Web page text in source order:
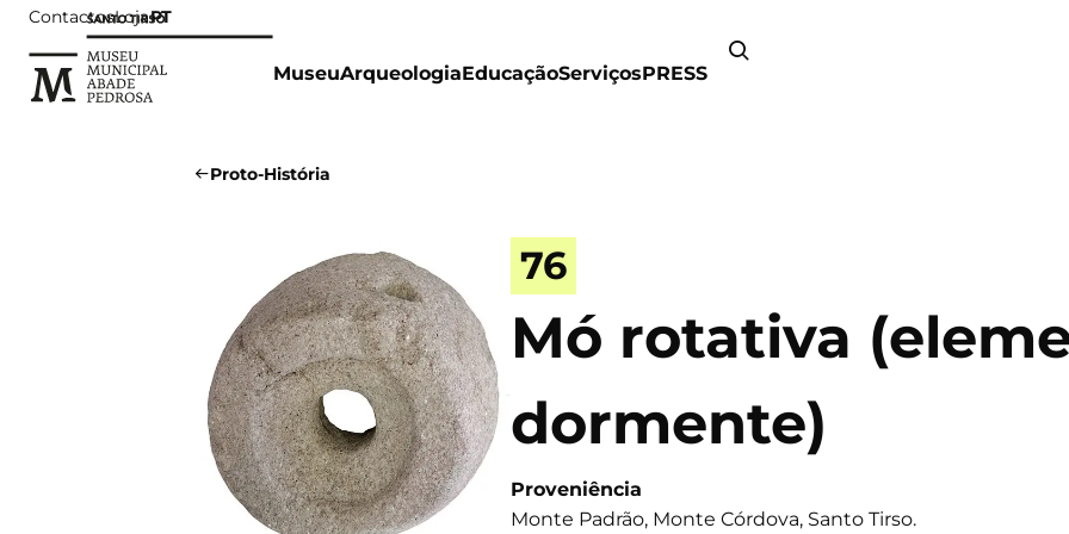
ContactosLojaPT
MuseuArqueologiaEducaçãoServiçosPRESS
Proto-História
76
Mó rotativa
dormente)
Proveniência
Monte Padrão, Monte Córdova, Santo Tirso.